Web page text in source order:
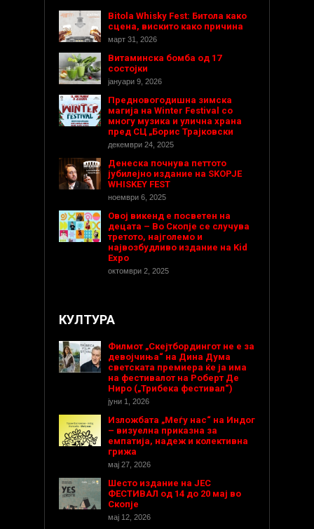
Bitola Whisky Fest: Битола како
сцена, вискито како причина
март 31, 2026
Витаминска бомба од 17
состојки
јануари 9, 2026
Предновогодишнa зимска
магија на Winter Festival со
многу музика и улична храна
пред СЦ „Борис Трајковски
декември 24, 2025
Денеска почнува петтото
јубилејно издание на SKOPJE
WHISKEY FEST
ноември 6, 2025
Овој викенд е посветен на
децата – Во Скопје се случува
третото, најголемо и
највозбудливо издание на Kid
Expo
октомври 2, 2025
КУЛТУРА
Филмот „Скејтбордингот не е за
девојчиња“ на Дина Дума
светската премиера ќе ја има
на фестивалот на Роберт Де
Ниро („Трибека фестивал“)
јуни 1, 2026
Изложбата „Меѓу нас“ на Индог
– визуелна приказна за
емпатија, надеж и колективна
грижа
мај 27, 2026
Шесто издание на ЈЕС
ФЕСТИВАЛ од 14 до 20 мај во
Скопје
мај 12, 2026